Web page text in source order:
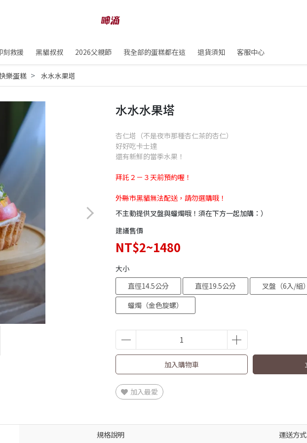
刻救援 黑貓叔叔 2026父親節 我全部的蛋糕都在這 退貨須知 客服中心
樂蛋糕 水水水果塔
水水水果塔
杏仁塔（不是夜市那種杏仁茶的杏仁）
好好吃卡士達
還有新鮮的當季水果！
拜託２－３天前預約喔！
外縣市黑貓無法配送，請勿選購哦！
不主動提供叉盤與蠟燭哦！須在下方一起加購：）
建議售價
NT$2~1480
大小
直徑14.5公分
直徑19.5公分
叉盤（6入/組）
蠟燭（金色旋螺）
加入購物車
加入最愛
規格說明 運送方式